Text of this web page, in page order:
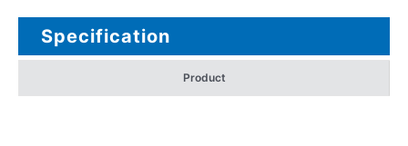
Specification
Product